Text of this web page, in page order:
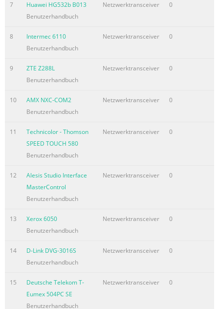
7
Huawei HG532b B013
Benutzerhandbuch
Netzwerktransceiver 0
8
Intermec 6110
Benutzerhandbuch
Netzwerktransceiver 0
9
ZTE Z288L
Benutzerhandbuch
Netzwerktransceiver 0
10
AMX NXC-COM2
Benutzerhandbuch
Netzwerktransceiver 0
11
Technicolor - Thomson
SPEED TOUCH 580
Benutzerhandbuch
Netzwerktransceiver 0
12
Alesis Studio Interface
MasterControl
Benutzerhandbuch
Netzwerktransceiver 0
13
Xerox 6050
Benutzerhandbuch
Netzwerktransceiver 0
14
D-Link DVG-3016S
Benutzerhandbuch
Netzwerktransceiver 0
15
Deutsche Telekom T-
Eumex 504PC SE
Benutzerhandbuch
Netzwerktransceiver 0